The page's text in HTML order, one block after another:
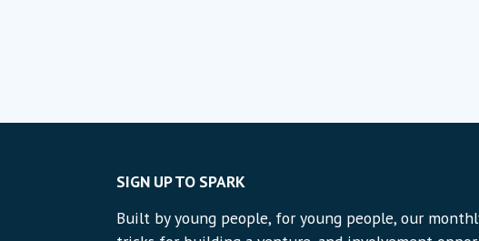
SIGN UP TO SPARK
Built by young people, for young people, our